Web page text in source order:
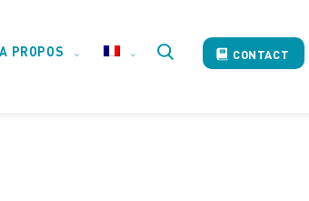
A PROPOS CONTACT
Toggle